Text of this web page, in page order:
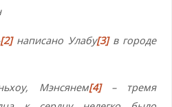
[2]написано Улабу[3]в городе
Мэнсянем[4]– тремя